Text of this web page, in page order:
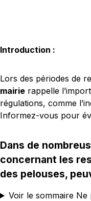
Introduction :
Lors des périodes de
mairie rappelle
régulations, comme
Informez-vous pour
Dans de
concernant les
des pelouses,
Voir le sommaire Ne